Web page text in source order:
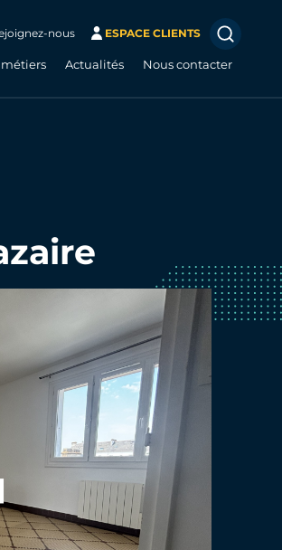
nous ESPACE CLIENTS
métiers Actualités Nous contacter